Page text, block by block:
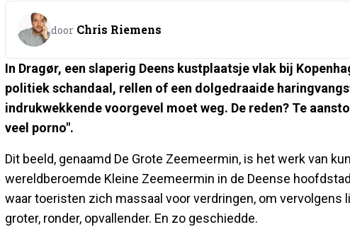
door Chris Riemens
In Dragør, een slaperig Deens kustplaatsje vlak bij
politiek schandaal, rellen of een dolgedraaide
indrukwekkende voorgevel moet weg. De reden? Te
veel porno".
Dit beeld, genaamd De Grote Zeemeermin, is het werk van
wereldberoemde Kleine Zeemeermin in de Deense
waar toeristen zich massaal voor verdringen, om
groter, ronder, opvallender. En zo geschiedde.